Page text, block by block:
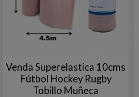
Venda Superelastica 10cms
Fútbol Hockey Rugby
Tobillo Muñeca